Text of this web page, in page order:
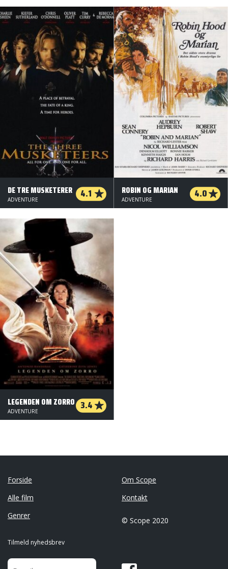
DE TRE MUSKETERER 4.1
ADVENTURE
ROBIN OG MARIAN 4.0
ADVENTURE
LEGENDEN OM ZORRO 3.4
ADVENTURE
Forside
Alle film
Genrer
Om Scope
Kontakt
© Scope 2020
Tilmeld nyhedsbrev